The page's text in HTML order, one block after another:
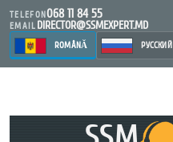
TELEFON068 11 84 55
EMAIL DIRECTOR@SSMEXPERT.MD
ROMÂNĂ РУССКИЙ